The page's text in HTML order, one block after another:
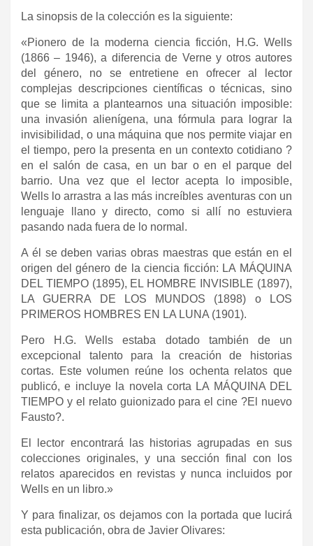
La sinopsis de la colección es la siguiente:
«Pionero de la moderna ciencia ficción, H.G. Wells
(1866 – 1946), a diferencia de Verne y otros autores
del género, no se entretiene en ofrecer al lector
complejas descripciones científicas o técnicas, sino
que se limita a plantearnos una situación imposible:
una invasión alienígena, una fórmula para lograr la
invisibilidad, o una máquina que nos permite viajar en
el tiempo, pero la presenta en un contexto cotidiano ?
en el salón de casa, en un bar o en el parque del
barrio. Una vez que el lector acepta lo imposible,
Wells lo arrastra a las más increíbles aventuras con un
lenguaje llano y directo, como si allí no estuviera
pasando nada fuera de lo normal.
A él se deben varias obras maestras que están en el
origen del género de la ciencia ficción: LA MÁQUINA
DEL TIEMPO (1895), EL HOMBRE INVISIBLE (1897),
LA GUERRA DE LOS MUNDOS (1898) o LOS
PRIMEROS HOMBRES EN LA LUNA (1901).
Pero H.G. Wells estaba dotado también de un
excepcional talento para la creación de historias
cortas. Este volumen reúne los ochenta relatos que
publicó, e incluye la novela corta LA MÁQUINA DEL
TIEMPO y el relato guionizado para el cine ?El nuevo
Fausto?.
El lector encontrará las historias agrupadas en sus
colecciones originales, y una sección final con los
relatos aparecidos en revistas y nunca incluidos por
Wells en un libro.»
Y para finalizar, os dejamos con la portada que lucirá
esta publicación, obra de Javier Olivares: